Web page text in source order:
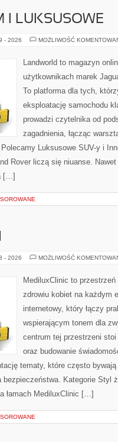
I LUKSUSOWE
- 2026 MOŻLIWOŚĆ
Landworld to magazyn
użytkownikach marek
To platforma dla tych,
eksploatację samochodu
prowadzi czytelnika od
zagadnienia, łącząc
Luksusowe SUV-y i
Rover liczą się niuanse.
[…]
- 2026 MOŻLIWOŚĆ
MediluxClinic to
zdrowiu kobiet na każdym
internetowy, który łączy
wspierającym tonem dla
centrum tej przestrzeni
oraz budowanie
tematy, które często bywają
bezpieczeństwa. Kategorie Styl
łamach MediluxClinic […]